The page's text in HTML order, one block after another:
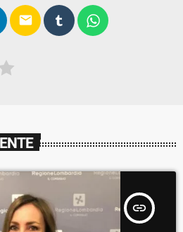
email
insert_link